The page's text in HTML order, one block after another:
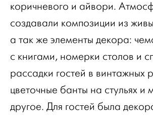
коричневого и айвори.
создавали композиции из
а так же элементы декора:
с книгами, номерки столов и
рассадки гостей в винтажных
цветочные банты на стульях и
другое. Для гостей была